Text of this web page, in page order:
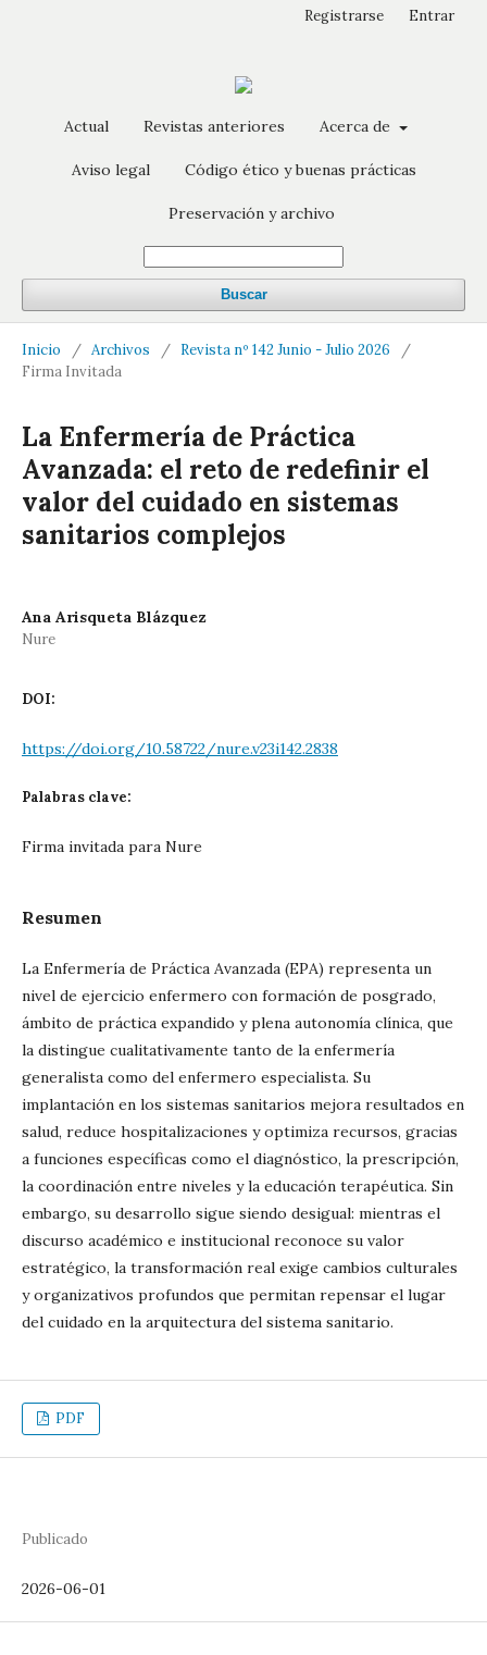
Actual Revistas anteriores Acerca de
Aviso legal Código ético y buenas prácticas
Preservación y archivo
Buscar
Registrarse Entrar
Inicio / Archivos / Revista nº 142 Junio - Julio 2026
/
Firma Invitada
La Enfermería de Práctica
Avanzada: el reto de redefinir el
valor del cuidado en sistemas
sanitarios complejos
Ana Arisqueta Blázquez
Nure
DOI:
https://doi.org/10.58722/nure.v23i142.2838
Palabras clave:
Firma invitada para Nure
Resumen
La Enfermería de Práctica Avanzada (EPA) representa un
nivel de ejercicio enfermero con formación de posgrado,
ámbito de práctica expandido y plena autonomía clínica, que
la distingue cualitativamente tanto de la enfermería
generalista como del enfermero especialista. Su
implantación en los sistemas sanitarios mejora resultados en
salud, reduce hospitalizaciones y optimiza recursos, gracias
a funciones específicas como el diagnóstico, la prescripción,
la coordinación entre niveles y la educación terapéutica. Sin
embargo, su desarrollo sigue siendo desigual: mientras el
discurso académico e institucional reconoce su valor
estratégico, la transformación real exige cambios culturales
y organizativos profundos que permitan repensar el lugar
del cuidado en la arquitectura del sistema sanitario.
PDF
Publicado
2026-06-01